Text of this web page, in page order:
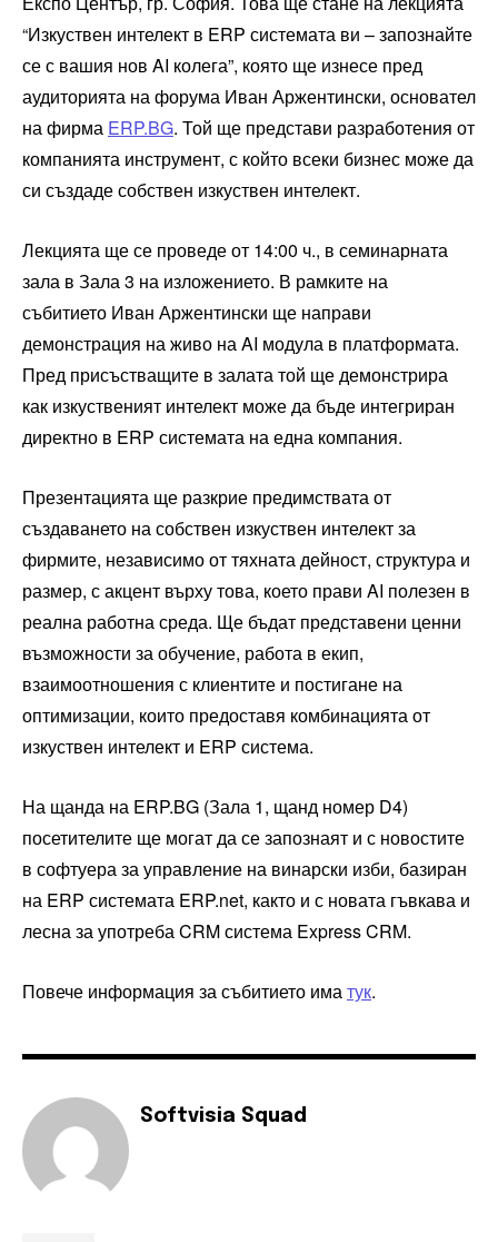
“Изкуствен интелект в ERP системата ви – запознайте
се с вашия нов AI колега”, която ще изнесе пред
аудиторията на форума Иван Аржентински, основател
на фирма ERP.BG. Той ще представи разработения от
компанията инструмент, с който всеки бизнес може да
си създаде собствен изкуствен интелект.
Лекцията ще се проведе от 14:00 ч., в семинарната
зала в Зала 3 на изложението. В рамките на
събитието Иван Аржентински ще направи
демонстрация на живо на AI модула в платформата.
Пред присъстващите в залата той ще демонстрира
как изкуственият интелект може да бъде интегриран
директно в ERP системата на една компания.
Презентацията ще разкрие предимствата от
създаването на собствен изкуствен интелект за
фирмите, независимо от тяхната дейност, структура и
размер, с акцент върху това, което прави AI полезен в
реална работна среда. Ще бъдат представени ценни
възможности за обучение, работа в екип,
взаимоотношения с клиентите и постигане на
оптимизации, които предоставя комбинацията от
изкуствен интелект и ERP система.
На щанда на ERP.BG (Зала 1, щанд номер D4)
посетителите ще могат да се запознаят и с новостите
в софтуера за управление на винарски изби, базиран
на ERP системата ERP.net, както и с новата гъвкава и
лесна за употреба CRM система Express CRM.
Повече информация за събитието има тук.
Softvisia Squad